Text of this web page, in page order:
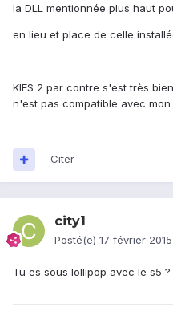
la DLL mentionnée plus haut
en lieu et place de celle
KIES 2 par contre s'est très
n'est pas compatible avec mon
Citer
city1
Posté(e) 17 février 2015
Tu es sous lollipop avec le s5 ?